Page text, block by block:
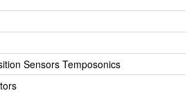
Sensors Temposonics